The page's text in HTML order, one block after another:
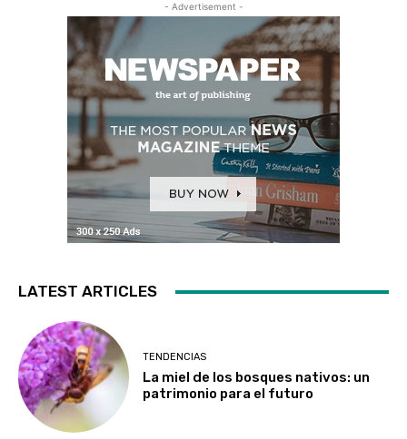
- Advertisement -
LATEST ARTICLES
TENDENCIAS
La miel de los bosques nativos: un
patrimonio para el futuro